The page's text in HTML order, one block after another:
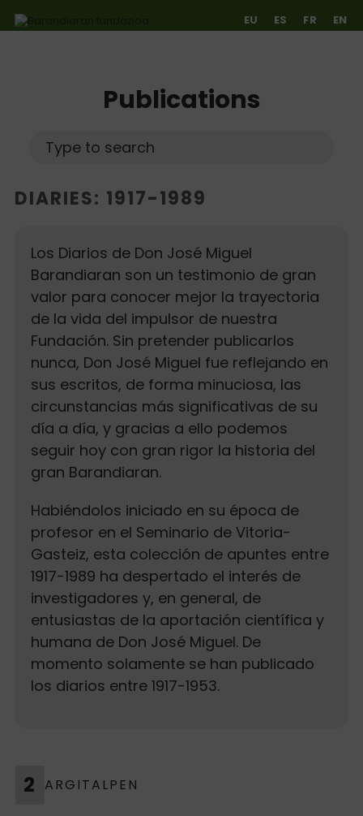
Ir directamente al contenido
EU ES FR EN
Publications
Search
DIARIES: 1917-1989
Los Diarios de Don José Miguel
Barandiaran son un testimonio de gran
valor para conocer mejor la trayectoria
de la vida del impulsor de nuestra
Fundación. Sin pretender publicarlos
nunca, Don José Miguel fue reflejando en
sus escritos, de forma minuciosa, las
circunstancias más significativas de su
día a día, y gracias a ello podemos
seguir hoy con gran rigor la historia del
gran Barandiaran.
Habiéndolos iniciado en su época de
profesor en el Seminario de Vitoria-
Gasteiz, esta colección de apuntes entre
1917-1989 ha despertado el interés de
investigadores y, en general, de
entusiastas de la aportación científica y
humana de Don José Miguel. De
momento solamente se han publicado
los diarios entre 1917-1953.
2 ARGITALPEN